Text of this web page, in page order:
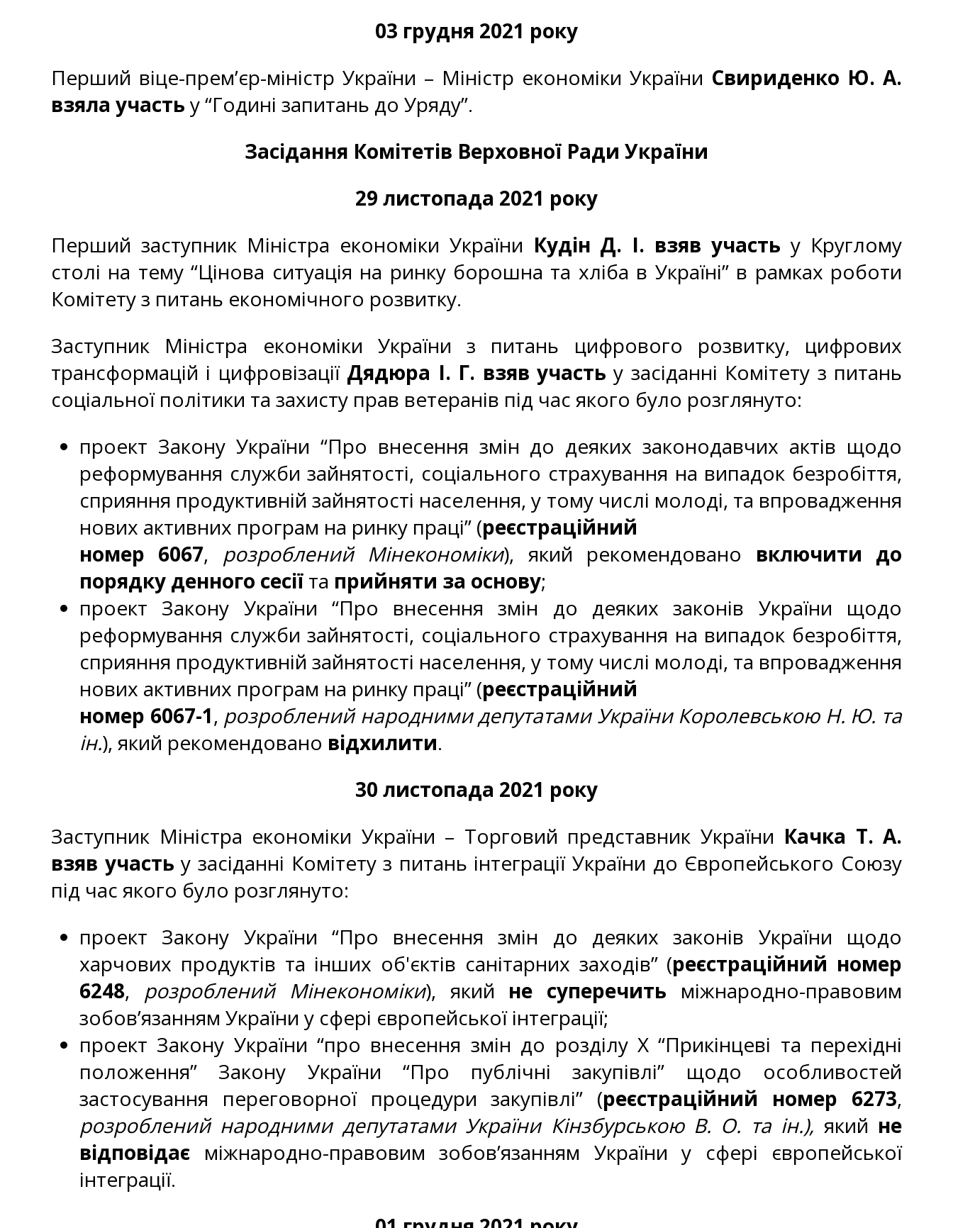
03 грудня 2021 року
Перший віце-прем’єр-міністр України – Міністр економіки України Свириденко Ю. А.
взяла участь у “Годині запитань до Уряду”.
Засідання Комітетів Верховної Ради України
29 листопада 2021 року
Перший заступник Міністра економіки України Кудін Д. І. взяв участь у Круглому
столі на тему “Цінова ситуація на ринку борошна та хліба в Україні” в рамках роботи
Комітету з питань економічного розвитку.
Заступник Міністра економіки України з питань цифрового розвитку, цифрових
трансформацій і цифровізації Дядюра І. Г. взяв участь у засіданні Комітету з питань
соціальної політики та захисту прав ветеранів під час якого було розглянуто:
проект Закону України “Про внесення змін до деяких законодавчих актів щодо
реформування служби зайнятості, соціального страхування на випадок безробіття,
сприяння продуктивній зайнятості населення, у тому числі молоді, та впровадження
нових активних програм на ринку праці” (реєстраційний
номер 6067, розроблений Мінекономіки), який рекомендовано включити до
порядку денного сесії та прийняти за основу;
проект Закону України “Про внесення змін до деяких законів України щодо
реформування служби зайнятості, соціального страхування на випадок безробіття,
сприяння продуктивній зайнятості населення, у тому числі молоді, та впровадження
нових активних програм на ринку праці” (реєстраційний
номер 6067-1, розроблений народними депутатами України Королевською Н. Ю. та
ін.), який рекомендовано відхилити.
30 листопада 2021 року
Заступник Міністра економіки України – Торговий представник України Качка Т. А.
взяв участь у засіданні Комітету з питань інтеграції України до Європейського Союзу
під час якого було розглянуто:
проект Закону України “Про внесення змін до деяких законів України щодо
харчових продуктів та інших об'єктів санітарних заходів” (реєстраційний номер
6248, розроблений Мінекономіки), який не суперечить міжнародно-правовим
зобов’язанням України у сфері європейської інтеграції;
проект Закону України “про внесення змін до розділу Х “Прикінцеві та перехідні
положення” Закону України “Про публічні закупівлі” щодо особливостей
застосування переговорної процедури закупівлі” (реєстраційний номер 6273,
розроблений народними депутатами України Кінзбурською В. О. та ін.), який не
відповідає міжнародно-правовим зобов’язанням України у сфері європейської
інтеграції.